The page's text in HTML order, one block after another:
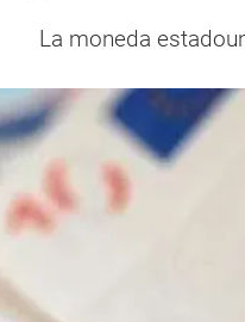
La moneda